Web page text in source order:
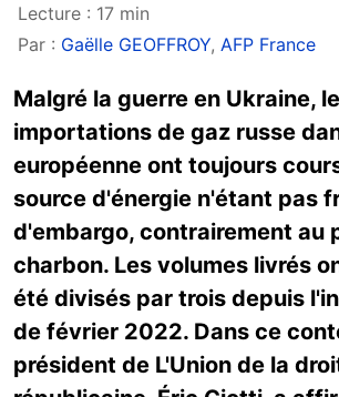
Lecture : 17 min
Par : Gaëlle GEOFFROY, AFP France
Malgré la guerre en Ukraine,
importations de gaz russe
européenne ont toujours
source d'énergie n'étant pas
d'embargo, contrairement au
charbon. Les volumes livrés
été divisés par trois depuis
de février 2022. Dans ce
président de L'Union de la